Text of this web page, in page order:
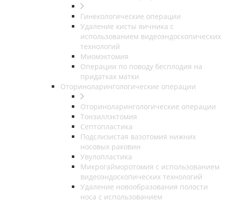
Гинекологические операции
Удаление кисты яичника с
использованием видеоэндоскопических
технологий
Миомэктомия
Операции по поводу бесплодия на
придатках матки
Оториноларингологические операции
Оториноларингологические операции
Тонзиллэктомия
Септопластика
Подслизистая вазотомия нижних
носовых раковин
Увулопластика
Микрогайморотомия с использованием
видеоэндоскопических технологий
Удаление новообразования полости
носа с использованием